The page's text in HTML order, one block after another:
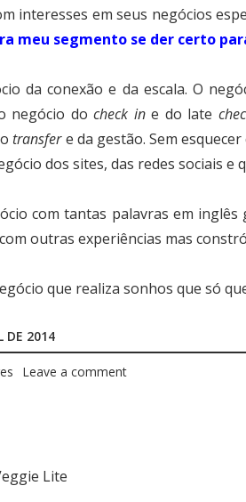
interesses em seus negócios
meu segmento se der certo
da conexão e da escala. O
negócio docheck ine do late
transfere da gestão. Sem
dos sites, das redes sociais
com tantas palavras em inglês
outras experiências mas
que realiza sonhos que só
DE 2014
Leave a comment
Lite